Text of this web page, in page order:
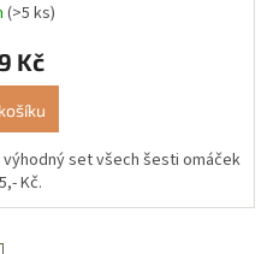
(>5 ks)
Kč
výhodný set všech šesti omáček
Kč.